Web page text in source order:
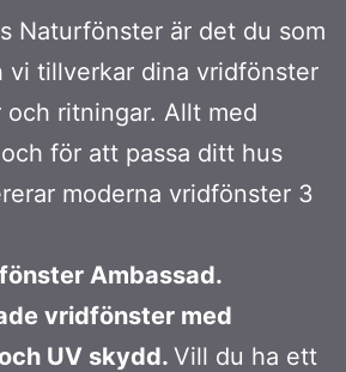
Naturfönster är det du som
vi tillverkar dina vridfönster
ritningar. Allt med
för att passa ditt hus
moderna vridfönster 3
Ambassad.
vridfönster med
UV skydd. Vill du ha ett